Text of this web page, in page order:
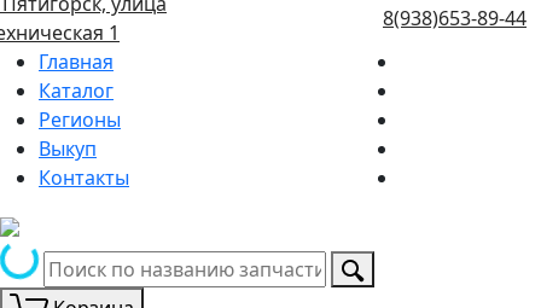
1
8(938)653-89-44
Главная
Каталог
Регионы
Выкуп
Контакты